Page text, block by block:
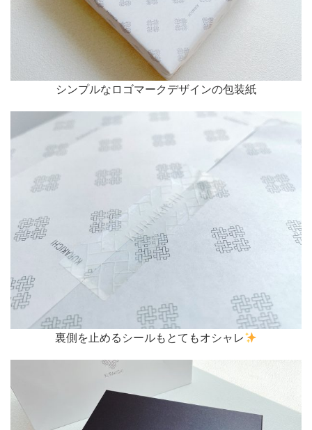
シンプルなロゴマークデザインの包装紙
裏側を止めるシールもとてもオシャレ